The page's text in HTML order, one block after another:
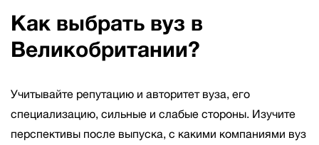
Как выбрать вуз в
Великобритании?
Учитывайте репутацию и авторитет вуза, его
специализацию, сильные и слабые стороны. Изучите
перспективы после выпуска, с какими компаниями вуз